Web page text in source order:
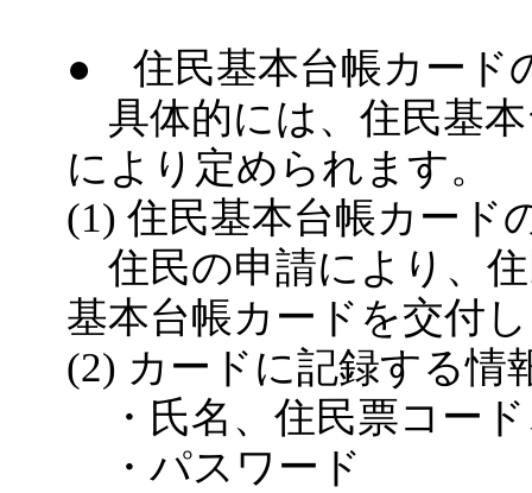
● 住民基本台帳カード
具体的には、住民基
により定められます。
(1) 住民基本台帳カード
住民の申請により、
基本台帳カードを交付
(2) カードに記録する情
・氏名、住民票コー
・パスワード